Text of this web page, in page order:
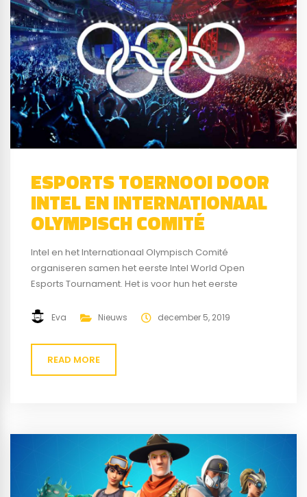
ESPORTS TOERNOOI DOOR
INTEL EN INTERNATIONAAL
OLYMPISCH COMITÉ
Intel en het Internationaal Olympisch Comité
organiseren samen het eerste Intel World Open
Esports Tournament. Het is voor hun het eerste
spanning bij te komen kijken. Dat kun je ook al wel
prijzenpot toegevoegd worden. De echte
fanatiekelingen zullen dan...
Eva Nieuws december 5, 2019
READ MORE